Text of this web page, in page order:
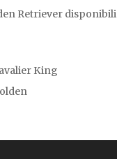
Retriever disponibili
King